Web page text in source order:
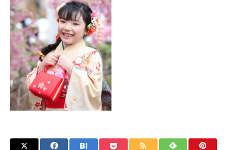
レッスン/撮影会
取材・企業・オーナーさま
ご予約
Q&A